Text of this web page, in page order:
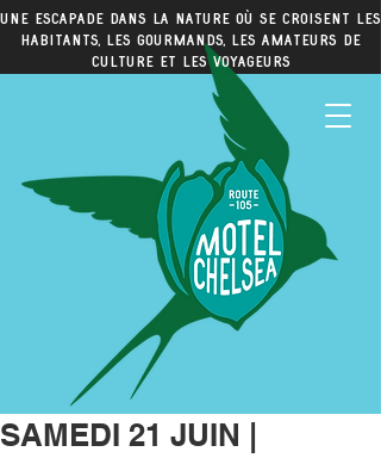
Une escapade dans la nature où se croisent les
habitants, les gourmands, les amateurs de
culture et les voyageurs
SAMEDI 21 JUIN |